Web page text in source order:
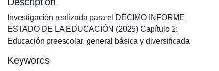
Investigación realizada para el DÉCIMO INFORME
ESTADO DE LA EDUCACIÓN (2025) Capítulo 2:
Educación preescolar, general básica y diversificada
Keywords